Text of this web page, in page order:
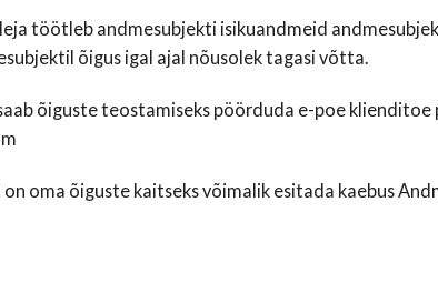
töötleb andmesubjekti isikuandmeid
õigus igal ajal nõusolek tagasi võtta.
õiguste teostamiseks pöörduda e-poe klienditoe
oma õiguste kaitseks võimalik esitada kaebus